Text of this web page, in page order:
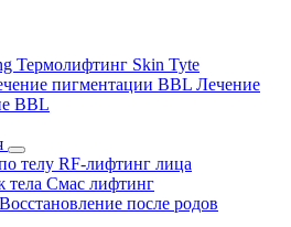
Термолифтинг Skin Tyte
пигментации BBL Лечение
BBL
телу RF-лифтинг лица
тела Смас лифтинг
Восстановление после родов